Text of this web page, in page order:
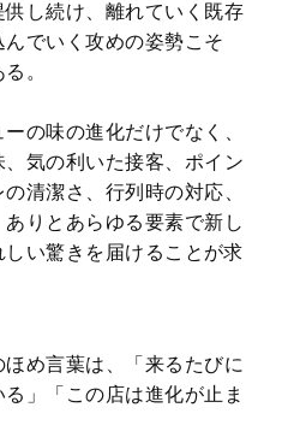
し続け、離れていく既存
でいく攻めの姿勢こそ
。
の味の進化だけでなく、
気の利いた接客、ポイン
清潔さ、行列時の対応、
りとあらゆる要素で新し
い驚きを届けることが求
め言葉は、「来るたびに
」「この店は進化が止ま